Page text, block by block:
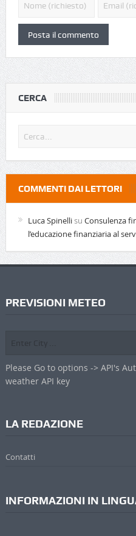
CERCA
COMMENTI DAI LETTORI
Luca Spinellisu Consulenza
l’educazione finanziaria al
PREVISIONI METEO
Please Go to options -> API's
weather API key
LA REDAZIONE
Contatti
INFORMAZIONI IN